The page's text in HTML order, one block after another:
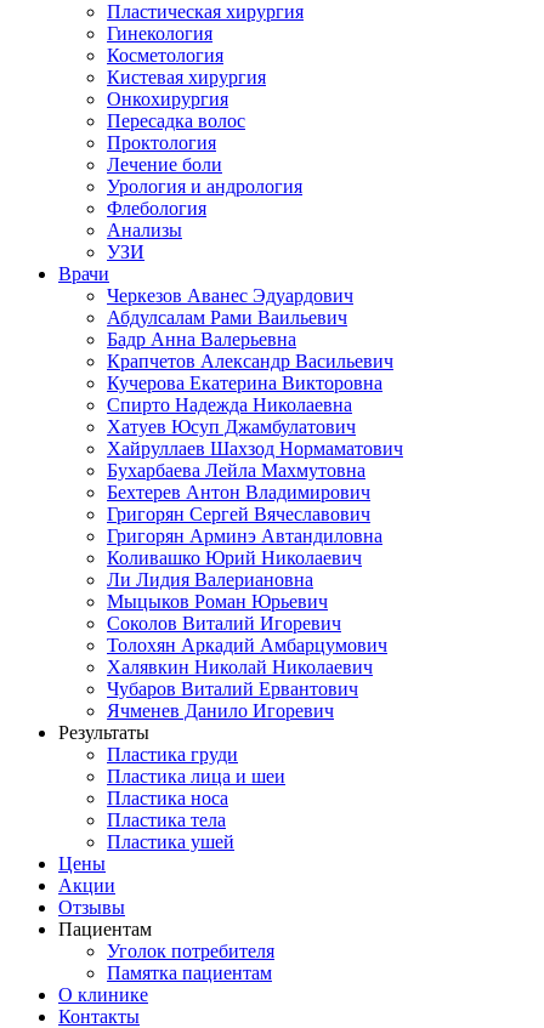
Пластическая хирургия
Гинекология
Косметология
Кистевая хирургия
Онкохирургия
Пересадка волос
Проктология
Лечение боли
Урология и андрология
Флебология
Анализы
УЗИ
Врачи
Черкезов Аванес Эдуардович
Абдулсалам Рами Ваильевич
Бадр Анна Валерьевна
Крапчетов Александр Васильевич
Кучерова Екатерина Викторовна
Спирто Надежда Николаевна
Хатуев Юсуп Джамбулатович
Хайруллаев Шахзод Нормаматович
Бухарбаева Лейла Махмутовна
Бехтерев Антон Владимирович
Григорян Сергей Вячеславович
Григорян Арминэ Автандиловна
Коливашко Юрий Николаевич
Ли Лидия Валериановна
Мыцыков Роман Юрьевич
Соколов Виталий Игоревич
Толохян Аркадий Амбарцумович
Халявкин Николай Николаевич
Чубаров Виталий Ервантович
Ячменев Данило Игоревич
Результаты
Пластика груди
Пластика лица и шеи
Пластика носа
Пластика тела
Пластика ушей
Цены
Акции
Отзывы
Пациентам
Уголок потребителя
Памятка пациентам
О клинике
Контакты